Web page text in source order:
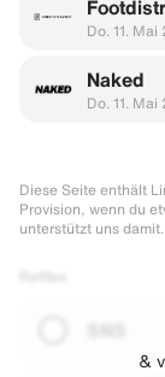
Do. 11.
Naked
Do. 11.
Diese Seite enthält
Provision, wenn du
unterstützt uns damit.
&